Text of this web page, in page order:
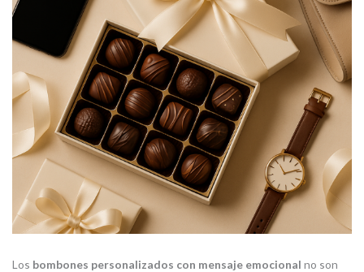
Los bombones personalizados con mensaje emocional no son